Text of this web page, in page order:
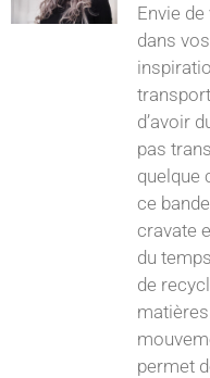
Envie
dans
d’avoir
pas
quelque
ce
cravate
du
de
permet